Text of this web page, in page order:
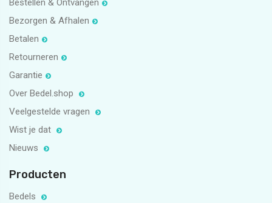
Bestellen & Ontvangen
Bezorgen & Afhalen
Betalen
Retourneren
Garantie
Over Bedel.shop
Veelgestelde vragen
Wist je dat
Nieuws
Producten
Bedels